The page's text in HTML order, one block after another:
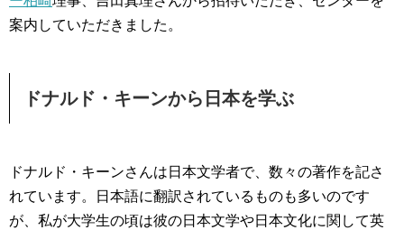
案内していただきました。
ドナルド・キーンから日本を学ぶ
ドナルド・キーンさんは日本文学者で、数々の著作を記さ
れています。日本語に翻訳されているものも多いのです
が、私が大学生の頃は彼の日本文学や日本文化に関して英